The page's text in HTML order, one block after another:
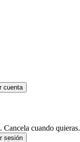
cuenta
Cancela cuando quieras.
sesión